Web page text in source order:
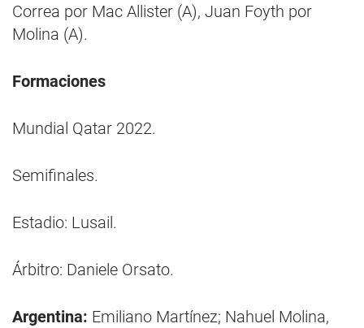
Correa por Mac Allister (A), Juan Foyth por
Molina (A).
Formaciones
Mundial Qatar 2022.
Semifinales.
Estadio: Lusail.
Árbitro: Daniele Orsato.
Argentina: Emiliano Martínez; Nahuel Molina,